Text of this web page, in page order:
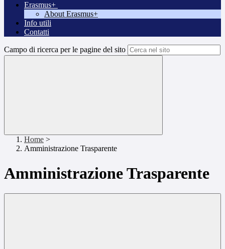
Erasmus+
About Erasmus+
Info utili
Contatti
Campo di ricerca per le pagine del sito
Home >
Amministrazione Trasparente
Amministrazione Trasparente